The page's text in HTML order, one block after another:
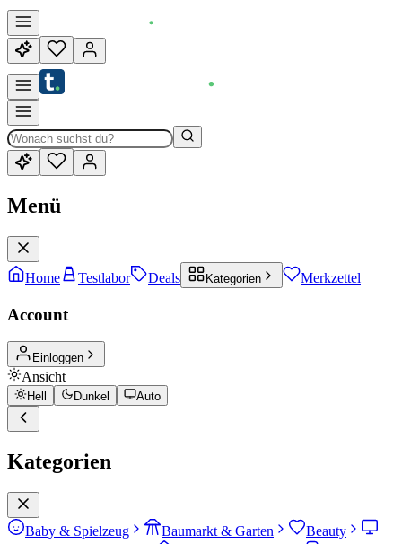
Menü
Home Testlabor Deals Kategorien Merkzettel
Account
Einloggen
Ansicht
Hell Dunkel Auto
Kategorien
Baby & Spielzeug Baumarkt & Garten
Beauty